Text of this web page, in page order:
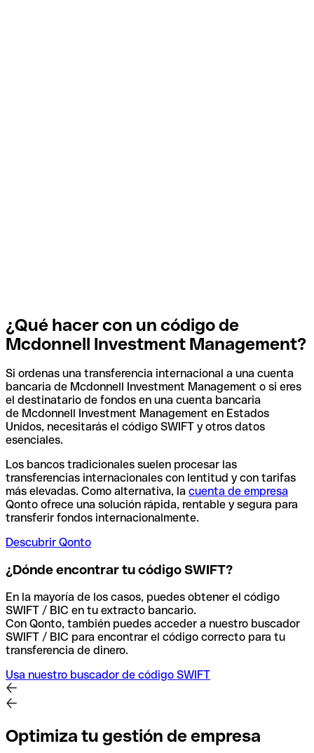
¿Qué hacer con un código de
Mcdonnell Investment Management?
Si ordenas una transferencia internacional a una cuenta
bancaria de Mcdonnell Investment Management o si eres
el destinatario de fondos en una cuenta bancaria
de Mcdonnell Investment Management en Estados
Unidos, necesitarás el código SWIFT y otros datos
esenciales.
Los bancos tradicionales suelen procesar las
transferencias internacionales con lentitud y con tarifas
más elevadas. Como alternativa, la cuenta de empresa
Qonto ofrece una solución rápida, rentable y segura para
transferir fondos internacionalmente.
Descubrir Qonto
¿Dónde encontrar tu código SWIFT?
En la mayoría de los casos, puedes obtener el código
SWIFT / BIC en tu extracto bancario.
Con Qonto, también puedes acceder a nuestro buscador
SWIFT / BIC para encontrar el código correcto para tu
transferencia de dinero.
Usa nuestro buscador de código SWIFT
Optimiza tu gestión de empresa